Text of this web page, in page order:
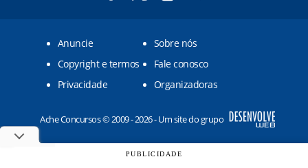
Nova Trento/SC
Palhoça/SC
Porto Belo/SC
Rancho Queimado/SC
Anuncie
Sobre nós
Copyright e termos
Fale conosco
Privacidade
Organizadoras
Ache Concursos © 2009 - 2026 - Um site do grupo
PUBLICIDADE